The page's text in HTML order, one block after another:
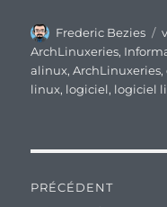
Auteur
Frederic Bezies
ArchLinuxeries,
alinux,ArchLinuxeries,
linux, logiciel, logiciel
PRÉCÉDENT